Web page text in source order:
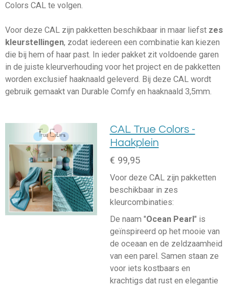
Colors CAL te volgen.
Voor deze CAL zijn pakketten beschikbaar in maar liefst zes
kleurstellingen, zodat iedereen een combinatie kan kiezen
die bij hem of haar past. In ieder pakket zit voldoende garen
in de juiste kleurverhouding voor het project en de pakketten
worden exclusief haaknaald geleverd. Bij deze CAL wordt
gebruik gemaakt van Durable Comfy en haaknaald 3,5mm.
CAL True Colors -
Haakplein
€ 99,95
Voor deze CAL zijn pakketten
beschikbaar in zes
kleurcombinaties:
De naam "Ocean Pearl" is
geïnspireerd op het mooie van
de oceaan en de zeldzaamheid
van een parel. Samen staan ze
voor iets kostbaars en
krachtigs dat rust en elegantie